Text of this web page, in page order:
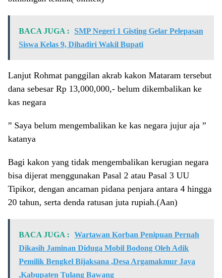
BACA JUGA :
SMP Negeri 1 Gisting Gelar Pelepasan
Siswa Kelas 9, Dihadiri Wakil Bupati
Lanjut Rohmat panggilan akrab kakon Mataram tersebut
dana sebesar Rp 13,000,000,- belum dikembalikan ke
kas negara
” Saya belum mengembalikan ke kas negara jujur aja ”
katanya
Bagi kakon yang tidak mengembalikan kerugian negara
bisa dijerat menggunakan Pasal 2 atau Pasal 3 UU
Tipikor, dengan ancaman pidana penjara antara 4 hingga
20 tahun, serta denda ratusan juta rupiah.(Aan)
BACA JUGA :
Wartawan Korban Penipuan Pernah
Dikasih Jaminan Diduga Mobil Bodong Oleh Adik
Pemilik Bengkel Bijaksana ,Desa Argamakmur Jaya
,Kabupaten Tulang Bawang